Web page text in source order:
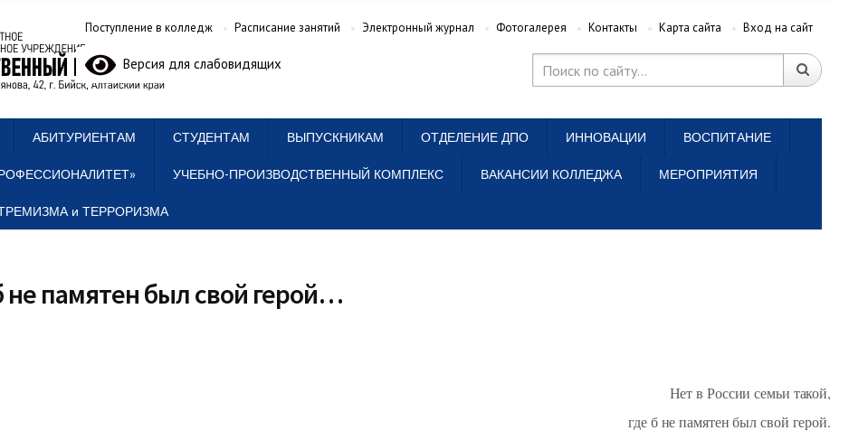
Поступление в колледж Расписание занятий Электронный журнал Фотогалерея Контакты Карта сайта Вход на сайт
Версия для слабовидящих
АБИТУРИЕНТАМ СТУДЕНТАМ ВЫПУСКНИКАМ ОТДЕЛЕНИЕ ДПО ИННОВАЦИИ ВОСПИТАНИЕ
УЧЕБНО-ПРОИЗВОДСТВЕННЫЙ КОМПЛЕКС ВАКАНСИИ КОЛЛЕДЖА МЕРОПРИЯТИЯ
и ТЕРРОРИЗМА
не памятен был свой герой…
Нет в России семьи такой,
где б не памятен был свой герой.